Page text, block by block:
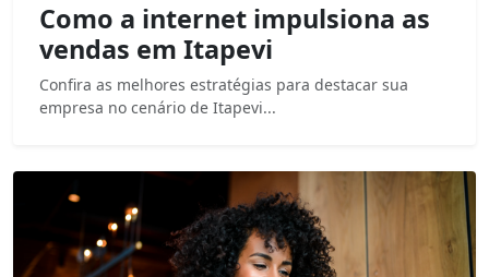
Como a internet impulsiona as
vendas em Itapevi
Confira as melhores estratégias para destacar sua
empresa no cenário de Itapevi...